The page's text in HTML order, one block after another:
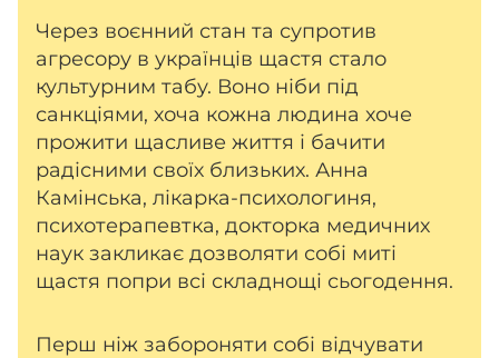
Через воєнний стан та супротив
агресору в українців щастя стало
культурним табу. Воно ніби під
санкціями, хоча кожна людина хоче
прожити щасливе життя і бачити
радісними своїх близьких. Анна
Камінська, лікарка-психологиня,
психотерапевтка, докторка медичних
наук закликає дозволяти собі миті
щастя попри всі складнощі сьогодення.
Перш ніж забороняти собі відчувати